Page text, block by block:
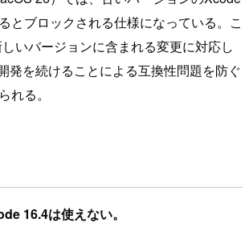
とブロックされる仕様になっている。こ
いバージョンに含まれる変更に対応し
発を続けることによる互換性問題を防ぐ
れる。
16.4は使えない。